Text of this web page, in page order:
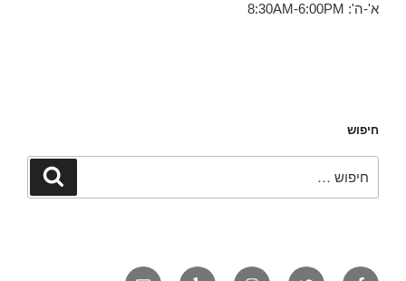
א'-ה': 8:30AM-6:00PM
חיפוש
חיפוש
פייסבוק טוויטר אינסטגרם יאלפ אימייל